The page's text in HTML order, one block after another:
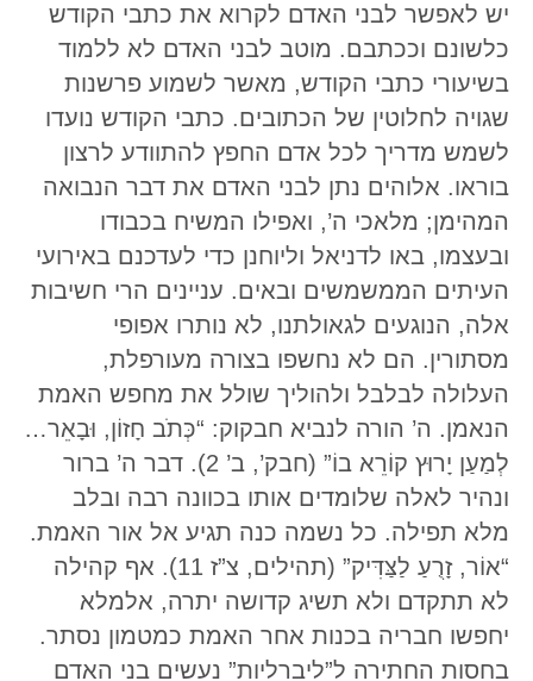
יש לאפשר לבני האדם לקרוא את כתבי הקודש
כלשונם וככתבם. מוטב לבני האדם לא ללמוד
בשיעורי כתבי הקודש, מאשר לשמוע פרשנות
שגויה לחלוטין של הכתובים. כתבי הקודש נועדו
לשמש מדריך לכל אדם החפץ להתוודע לרצון
בוראו. אלוהים נתן לבני האדם את דבר הנבואה
המהימן; מלאכי ה’, ואפילו המשיח בכבודו
ובעצמו, באו לדניאל וליוחנן כדי לעדכנם באירועי
העיתים הממשמשים ובאים. עניינים הרי חשיבות
אלה, הנוגעים לגאולתנו, לא נותרו אפופי
מסתורין. הם לא נחשפו בצורה מעורפלת,
העלולה לבלבל ולהוליך שולל את מחפש האמת
הנאמן. ה’ הורה לנביא חבקוק: “כְּתֹב חָזוֹן, וּבָאֵר…
לְמַעַן יָרוּץ קוֹרֵא בוֹ” (חבק’, ב’ 2). דבר ה’ ברור
ונהיר לאלה שלומדים אותו בכוונה רבה ובלב
מלא תפילה. כל נשמה כנה תגיע אל אור האמת.
“אוֹר, זָרֻעַ לַצַּדִּיק” (תהילים, צ”ז 11). אף קהילה
לא תתקדם ולא תשיג קדושה יתרה, אלמלא
יחפשו חבריה בכנות אחר האמת כמטמון נסתר.
בחסות החתירה ל”ליברליות” נעשים בני האדם